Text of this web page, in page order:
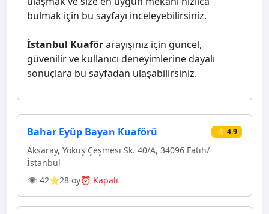
bulmak için bu sayfayı inceleyebilirsiniz.
İstanbul Kuaförarayışınız için güncel,
güvenilir ve kullanıcı deneyimlerine dayalı
sonuçlara bu sayfadan ulaşabilirsiniz.
Bahar Eyüp Bayan Kuaförü ⭐ 4.9
Aksaray, Yokuş Çeşmesi Sk. 40/A, 34096 Fatih/
İstanbul
👁 42⭐28 oy⏰ Kapalı